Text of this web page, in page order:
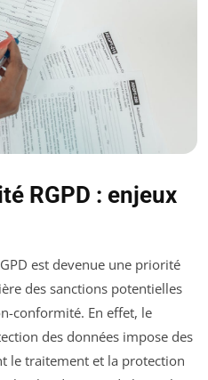
RGPD : enjeux
est devenue une priorité
des sanctions potentielles
conformité. En effet, le
des données impose des
le traitement et la protection